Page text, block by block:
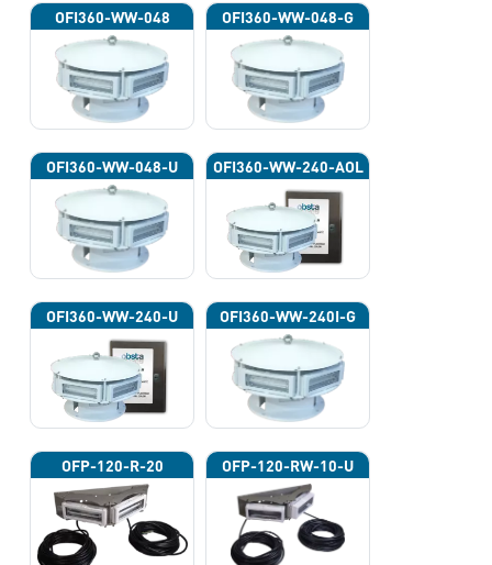
OFI360-WW-048 OFI360-WW-048-G
OFI360-WW-048-U OFI360-WW-240-AOL
OFI360-WW-240-U OFI360-WW-240I-G
OFP-120-R-20 OFP-120-RW-10-U